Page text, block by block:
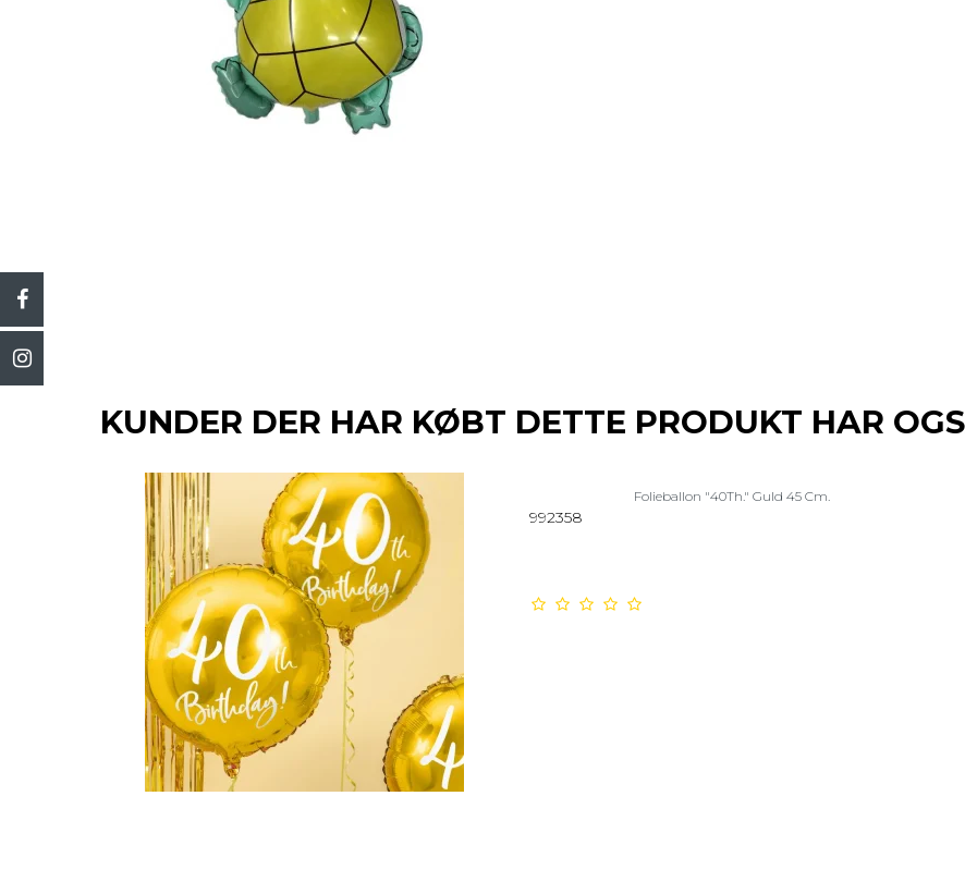
KUNDER DER HAR KØBT DETTE PRODUKT HAR
Folieballon "40Th." Guld 45 Cm.
992358